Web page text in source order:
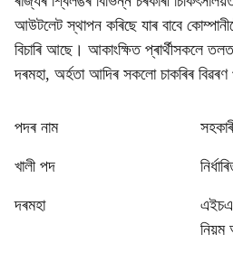
আউটলেট স্থাপন কৰিছে যাৰ বাবে
বিচাৰি আছে। আকাংক্ষিত প্ৰাৰ্থীসকলে
দৰমহা, অৰ্হতা আদিৰ সকলো চাকৰিৰ বিৱৰণ
পদৰ নাম
খালী পদ
দৰমহা
নিয়ম